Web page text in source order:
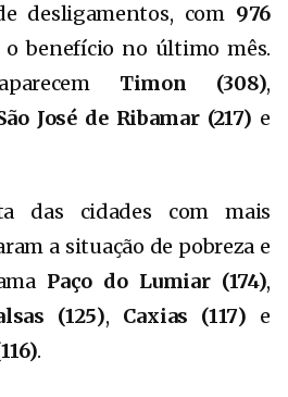
desligamentos, com 976
o benefício no último mês.
Timon (308),
José de Ribamar (217) e
das cidades com mais
a situação de pobreza e
Paço do Lumiar (174),
(125), Caxias (117) e
.